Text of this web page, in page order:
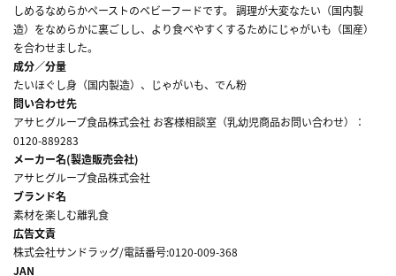
しめるなめらかペーストのベビーフードです。 調理が大変なたい（国内製
造）をなめらかに裏ごしし、より食べやすくするためにじゃがいも（国産）
を合わせました。
成分／分量
たいほぐし身（国内製造）、じゃがいも、でん粉
問い合わせ先
アサヒグループ食品株式会社 お客様相談室（乳幼児商品お問い合わせ）：
0120-889283
メーカー名(製造販売会社)
アサヒグループ食品株式会社
ブランド名
素材を楽しむ離乳食
広告文責
株式会社サンドラッグ/電話番号:0120-009-368
JAN